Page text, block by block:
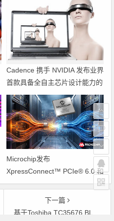
Cadence 携手 NVIDIA 发布业界
首款具备全自主芯片设计能力的
虚拟工程师
Microchip发布
XpressConnect™ PCIe® 6.0 和
CXL® 3.1 重定时器助力解决AI
数据中心延迟和信号完整性难题
下一篇
基于Toshiba TC35676 BLE+电子标签(Blu-E-tag)网络系统解决方案